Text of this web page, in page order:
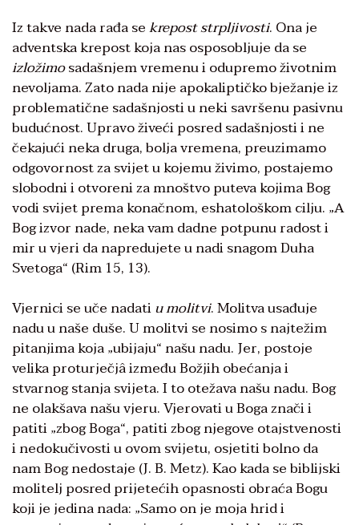
Iz takve nada rađa sekrepost strpljivosti. Ona je
adventska krepost koja nas osposobljuje da se
izložimosadašnjem vremenu i odupremo životnim
nevoljama. Zato nada nije apokaliptičko bježanje iz
problematične sadašnjosti u neki savršenu pasivnu
budućnost. Upravo živeći posred sadašnjosti i ne
čekajući neka druga, bolja vremena, preuzimamo
odgovornost za svijet u kojemu živimo, postajemo
slobodni i otvoreni za mnoštvo puteva kojima Bog
vodi svijet prema konačnom, eshatološkom cilju. „A
Bog izvor nade, neka vam dadne potpunu radost i
mir u vjeri da napredujete u nadi snagom Duha
Svetoga“ (Rim 15, 13).
Vjernici se uče nadatiu molitvi. Molitva usađuje
nadu u naše duše. U molitvi se nosimo s najtežim
pitanjima koja „ubijaju“ našu nadu. Jer, postoje
velika proturječjâ između Božjih obećanja i
stvarnog stanja svijeta. I to otežava našu nadu. Bog
ne olakšava našu vjeru. Vjerovati u Boga znači i
patiti „zbog Boga“, patiti zbog njegove otajstvenosti
i nedokučivosti u ovom svijetu, osjetiti bolno da
nam Bog nedostaje (J. B. Metz). Kao kada se biblijski
molitelj posred prijetećih opasnosti obraća Bogu
koji je jedina nada: „Samo on je moja hrid i